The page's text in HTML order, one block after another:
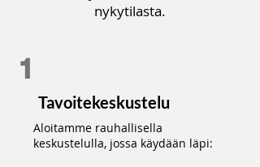
nykytilasta.
1
Tavoitekeskustelu
Aloitamme rauhallisella
keskustelulla, jossa käydään läpi: